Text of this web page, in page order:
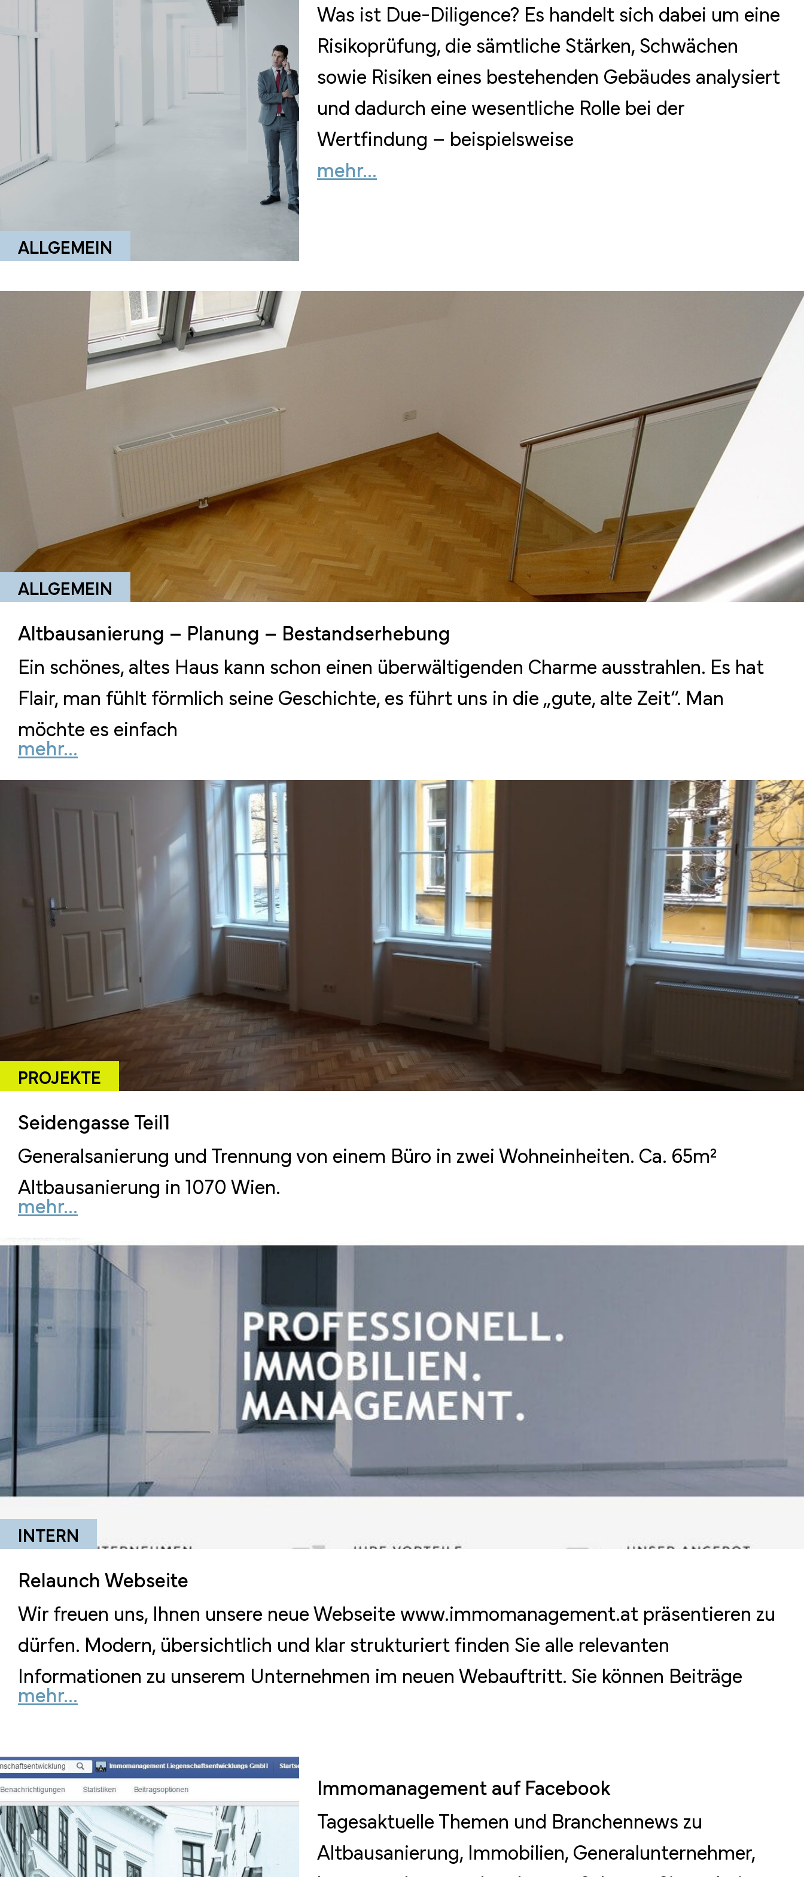
ALLGEMEIN
Was ist Due-Diligence? Es handelt sich dabei um eine
Risikoprüfung, die sämtliche Stärken, Schwächen
sowie Risiken eines bestehenden Gebäudes analysiert
und dadurch eine wesentliche Rolle bei der
Wertfindung – beispielsweise
mehr...
ALLGEMEIN
Altbausanierung – Planung – Bestandserhebung
Ein schönes, altes Haus kann schon einen überwältigenden Charme ausstrahlen. Es hat
Flair, man fühlt förmlich seine Geschichte, es führt uns in die „gute, alte Zeit“. Man
möchte es einfach
mehr...
PROJEKTE
Seidengasse Teil1
Generalsanierung und Trennung von einem Büro in zwei Wohneinheiten. Ca. 65m²
Altbausanierung in 1070 Wien.
mehr...
INTERN
Relaunch Webseite
Wir freuen uns, Ihnen unsere neue Webseite www.immomanagement.at präsentieren zu
dürfen. Modern, übersichtlich und klar strukturiert finden Sie alle relevanten
Informationen zu unserem Unternehmen im neuen Webauftritt. Sie können Beiträge
mehr...
Immomanagement auf Facebook
Tagesaktuelle Themen und Branchennews zu
Altbausanierung, Immobilien, Generalunternehmer,